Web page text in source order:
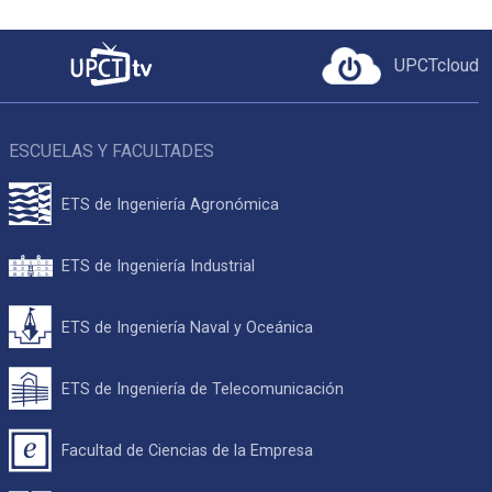
UPCTcloud
ESCUELAS Y FACULTADES
ETS de Ingeniería Agronómica
ETS de Ingeniería Industrial
ETS de Ingeniería Naval y Oceánica
ETS de Ingeniería de Telecomunicación
Facultad de Ciencias de la Empresa